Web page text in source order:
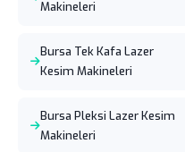
Makineleri
Bursa Tek Kafa Lazer
Kesim Makineleri
Bursa Pleksi Lazer Kesim
Makineleri